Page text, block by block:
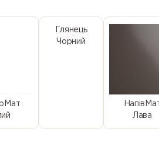
Глянець
Чорний
Лава